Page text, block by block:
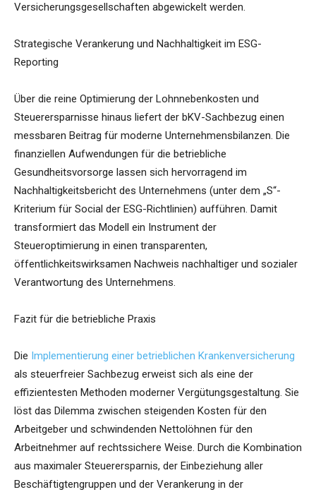
Versicherungsgesellschaften abgewickelt werden.
Strategische Verankerung und Nachhaltigkeit im ESG-
Reporting
Über die reine Optimierung der Lohnnebenkosten und
Steuerersparnisse hinaus liefert der bKV-Sachbezug einen
messbaren Beitrag für moderne Unternehmensbilanzen. Die
finanziellen Aufwendungen für die betriebliche
Gesundheitsvorsorge lassen sich hervorragend im
Nachhaltigkeitsbericht des Unternehmens (unter dem „S“-
Kriterium für Social der ESG-Richtlinien) aufführen. Damit
transformiert das Modell ein Instrument der
Steueroptimierung in einen transparenten,
öffentlichkeitswirksamen Nachweis nachhaltiger und sozialer
Verantwortung des Unternehmens.
Fazit für die betriebliche Praxis
Die Implementierung einer betrieblichen Krankenversicherung
als steuerfreier Sachbezug erweist sich als eine der
effizientesten Methoden moderner Vergütungsgestaltung. Sie
löst das Dilemma zwischen steigenden Kosten für den
Arbeitgeber und schwindenden Nettolöhnen für den
Arbeitnehmer auf rechtssichere Weise. Durch die Kombination
aus maximaler Steuerersparnis, der Einbeziehung aller
Beschäftigtengruppen und der Verankerung in der